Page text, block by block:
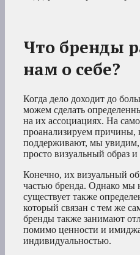
Что бренды
нам о себе?
Когда дело доходит до
можем сделать
на их ассоциациях. На
проанализируем причины,
поддерживают, мы
просто визуальный образ и
Конечно, их визуальный
частью бренда. Однако мы
существует также
который связан с тем же
бренды также занимают
помимо ценности и
индивидуальностью.